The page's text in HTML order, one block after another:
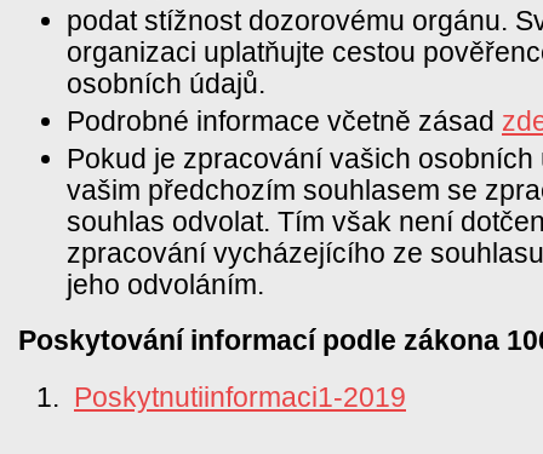
podat stížnost dozorovému orgánu.
organizaci uplatňujte cestou
osobních údajů.
Podrobné informace včetně zásad
Pokud je zpracování vašich
vašim předchozím souhlasem se
souhlas odvolat. Tím však není
zpracování vycházejícího ze
jeho odvoláním.
Poskytování informací podle zákona
Poskytnutiinformaci1-2019